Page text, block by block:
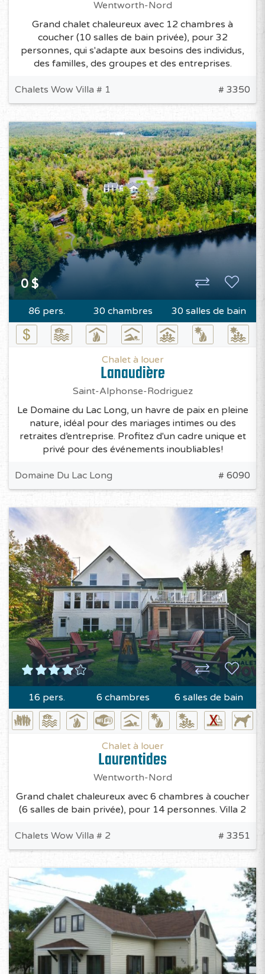
Wentworth-Nord
Grand chalet chaleureux avec 12 chambres à
coucher (10 salles de bain privée), pour 32
personnes, qui s'adapte aux besoins des individus,
des familles, des groupes et des entreprises.
Chalets Wow Villa # 1 # 3350
0 $
86 pers. 30 chambres 30 salles de bain
Chalet à louer
Lanaudière
Saint-Alphonse-Rodriguez
Le Domaine du Lac Long, un havre de paix en pleine
nature, idéal pour des mariages intimes ou des
retraites d’entreprise. Profitez d'un cadre unique et
privé pour des événements inoubliables!
Domaine Du Lac Long # 6090
16 pers. 6 chambres 6 salles de bain
Chalet à louer
Laurentides
Wentworth-Nord
Grand chalet chaleureux avec 6 chambres à coucher
(6 salles de bain privée), pour 14 personnes. Villa 2
Chalets Wow Villa # 2 # 3351